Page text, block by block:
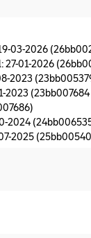
03-2026
27-01-2026
2023
2023
2024
2025